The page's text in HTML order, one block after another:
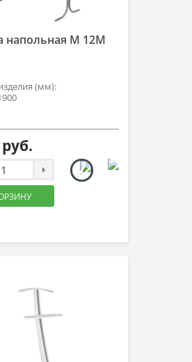
напольная М 12М
(мм):